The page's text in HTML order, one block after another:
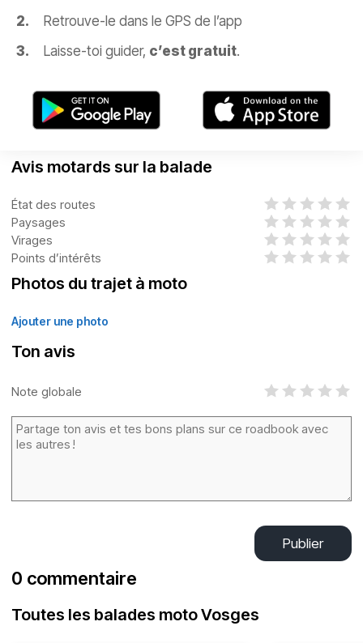
Retrouve-le dans le GPS de l’app
Laisse-toi guider, c’est gratuit.
Avis motards sur la balade
État des routes
Paysages
Virages
Points d’intérêts
Photos du trajet à moto
Ajouter une photo
Ton avis
Note globale
Publier
0 commentaire
Toutes les balades moto Vosges